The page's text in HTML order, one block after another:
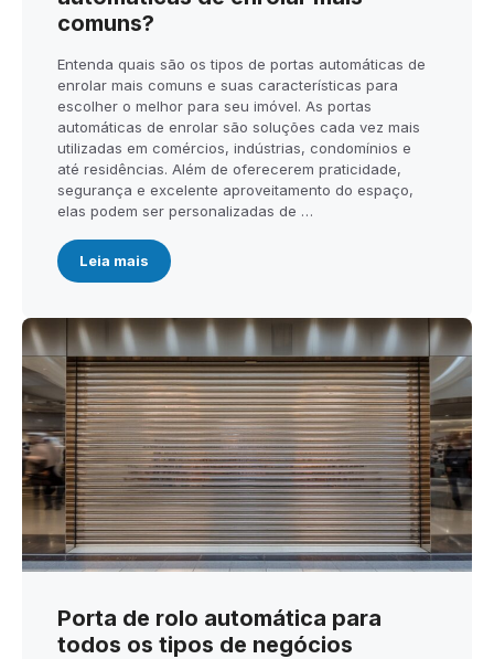
comuns?
Entenda quais são os tipos de portas automáticas de
enrolar mais comuns e suas características para
escolher o melhor para seu imóvel. As portas
automáticas de enrolar são soluções cada vez mais
utilizadas em comércios, indústrias, condomínios e
até residências. Além de oferecerem praticidade,
segurança e excelente aproveitamento do espaço,
elas podem ser personalizadas de …
Leia mais
Porta de rolo automática para
todos os tipos de negócios